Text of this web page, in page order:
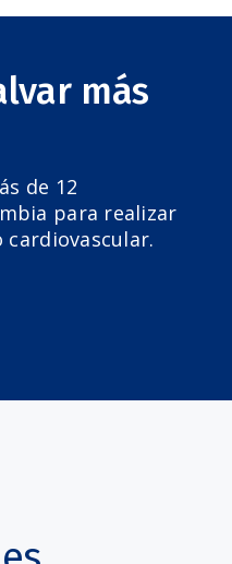
más
de 12
para realizar